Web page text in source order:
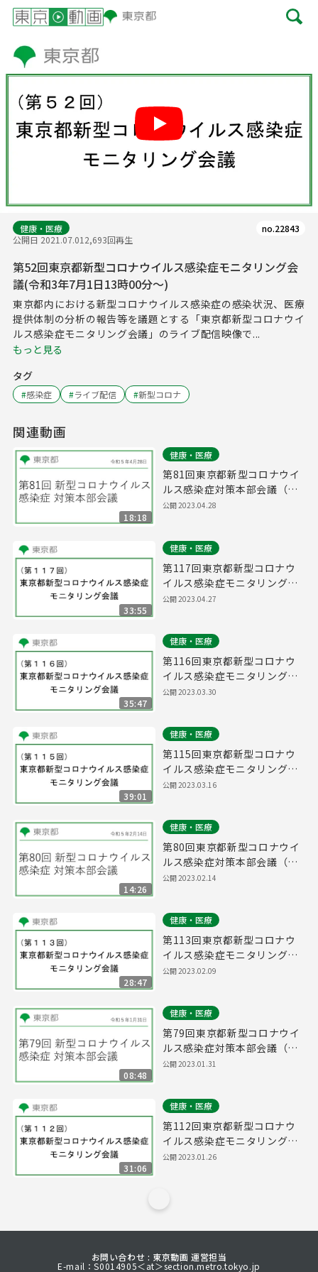
Play
健康・医療
公開日 2021.07.012,693回再生
no.22843
第52回東京都新型コロナウイルス感染症モニタリング会
議(令和3年7月1日13時00分～)
東京都内における新型コロナウイルス感染症の感染状況、医療
提供体制の分析の報告等を議題とする「東京都新型コロナウイ
ルス感染症モニタリング会議」のライブ配信映像で...
もっと見る
タグ
#感染症 #ライブ配信 #新型コロナ
関連動画
18:18
健康・医療
第81回東京都新型コロナウイ
ルス感染症対策本部会議（令
和5年4月28日 17時00分～）
公開2023.04.28
33:55
健康・医療
第117回東京都新型コロナウ
イルス感染症モニタリング会
議(令和5年4月28日11時00分
公開2023.04.27
35:47
健康・医療
第116回東京都新型コロナウ
イルス感染症モニタリング会
議(令和5年3月30日13時00分
公開2023.03.30
39:01
健康・医療
第115回東京都新型コロナウ
イルス感染症モニタリング会
議(令和5年3月16日14時45分
公開2023.03.16
14:26
健康・医療
第80回東京都新型コロナウイ
ルス感染症対策本部会議（令
和5年2月14日 16時45分～）
公開2023.02.14
28:47
健康・医療
第113回東京都新型コロナウ
イルス感染症モニタリング会
議(令和5年2月9日17時15分
公開2023.02.09
08:48
健康・医療
第79回東京都新型コロナウイ
ルス感染症対策本部会議（令
和5年1月31日 16時15分～）
公開2023.01.31
31:06
健康・医療
第112回東京都新型コロナウ
イルス感染症モニタリング会
議(令和5年1月26日16時15分
公開2023.01.26
お問い合わせ : 東京動画 運営担当
E-mail：S0014905＜at＞section.metro.tokyo.jp